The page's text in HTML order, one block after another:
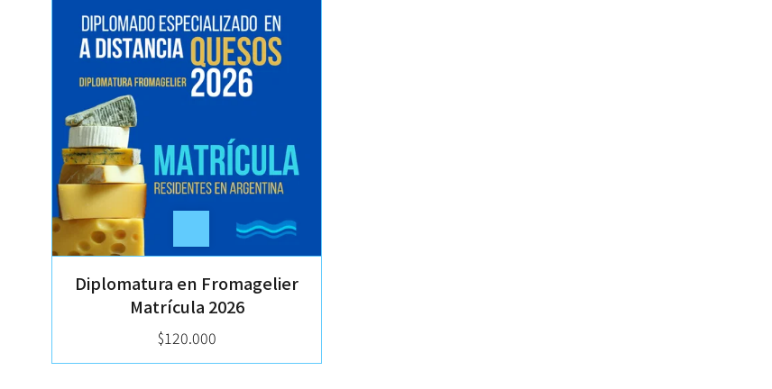
Diplomatura en Fromagelier
Matrícula 2026
$120.000